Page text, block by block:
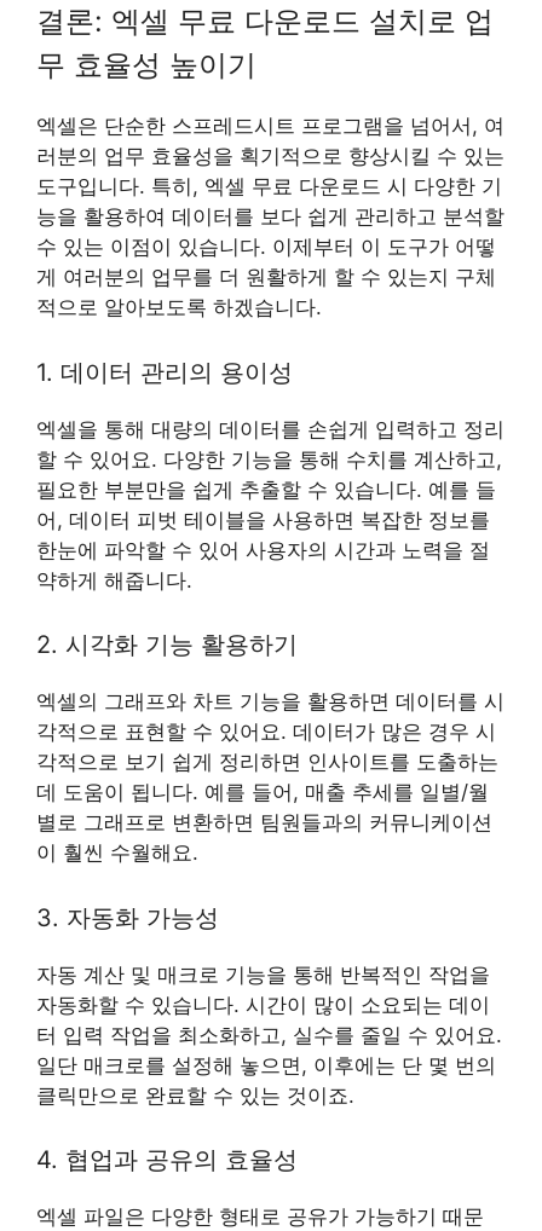
결론: 엑셀 무료 다운로드 설치로 업
무 효율성 높이기
엑셀은 단순한 스프레드시트 프로그램을 넘어서, 여
러분의 업무 효율성을 획기적으로 향상시킬 수 있는
도구입니다. 특히, 엑셀 무료 다운로드 시 다양한 기
능을 활용하여 데이터를 보다 쉽게 관리하고 분석할
수 있는 이점이 있습니다. 이제부터 이 도구가 어떻
게 여러분의 업무를 더 원활하게 할 수 있는지 구체
적으로 알아보도록 하겠습니다.
1. 데이터 관리의 용이성
엑셀을 통해 대량의 데이터를 손쉽게 입력하고 정리
할 수 있어요. 다양한 기능을 통해 수치를 계산하고,
필요한 부분만을 쉽게 추출할 수 있습니다. 예를 들
어, 데이터 피벗 테이블을 사용하면 복잡한 정보를
한눈에 파악할 수 있어 사용자의 시간과 노력을 절
약하게 해줍니다.
2. 시각화 기능 활용하기
엑셀의 그래프와 차트 기능을 활용하면 데이터를 시
각적으로 표현할 수 있어요. 데이터가 많은 경우 시
각적으로 보기 쉽게 정리하면 인사이트를 도출하는
데 도움이 됩니다. 예를 들어, 매출 추세를 일별/월
별로 그래프로 변환하면 팀원들과의 커뮤니케이션
이 훨씬 수월해요.
3. 자동화 가능성
자동 계산 및 매크로 기능을 통해 반복적인 작업을
자동화할 수 있습니다. 시간이 많이 소요되는 데이
터 입력 작업을 최소화하고, 실수를 줄일 수 있어요.
일단 매크로를 설정해 놓으면, 이후에는 단 몇 번의
클릭만으로 완료할 수 있는 것이죠.
4. 협업과 공유의 효율성
엑셀 파일은 다양한 형태로 공유가 가능하기 때문